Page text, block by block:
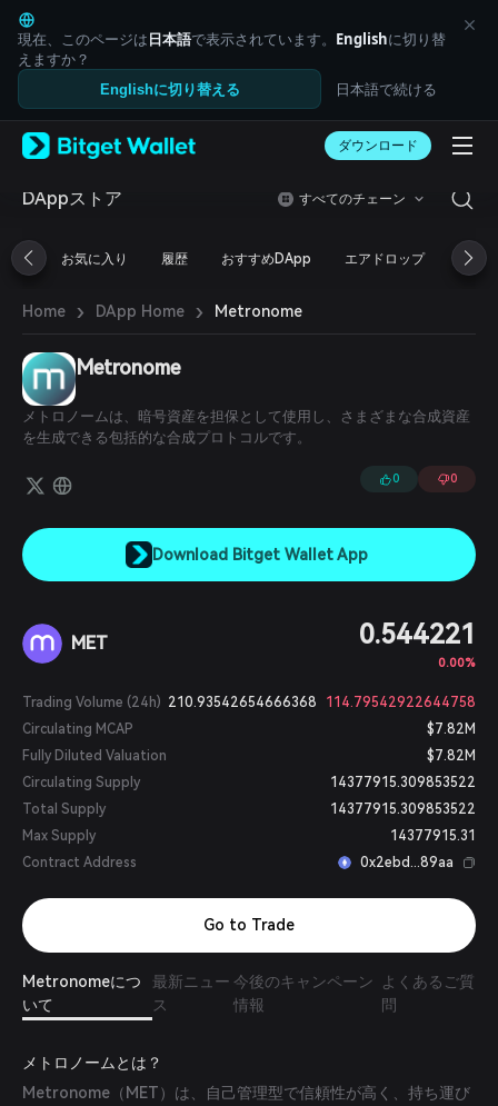
English
日本語
Tiếng Việt
Русский
Español (Latinoamérica)
Italiano
Deutsch
繁體中文
Português (Portugal)
ภาษาไทย
العربية
हिन्दी
বাংলা
Español
Português (Brasil)
現在、このページは日本語で表示されています。 Englishに切り替
えますか？
Englishに切り替える 日本語で続ける
ダウンロード
DAppストア すべてのチェーン
お気に入り 履歴 おすすめDApp エアドロップ DeFi
Home › DApp Home › Metronome
Metronome
メトロノームは、暗号資産を担保として使用し、さまざまな合成資産
を生成できる包括的な合成プロトコルです。
0 0
Download Bitget Wallet App
MET 0.544221
0.00%
Trading Volume (24h) 210.93542654666368
114.79542922644758
Circulating MCAP
$7.82M
Fully Diluted Valuation
$7.82M
Circulating Supply
14377915.309853522
Total Supply
14377915.309853522
Max Supply
14377915.31
Contract Address
0x2ebd...89aa
Go to Trade
Metronomeにつ
いて
最新ニュー
ス
今後のキャンペーン
情報
よくあるご質
問
メトロノームとは？
Metronome（MET）は、自己管理型で信頼性が高く、持ち運び